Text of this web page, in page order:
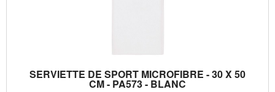
SERVIETTE DE SPORT MICROFIBRE - 30 X 50
CM - PA573 - BLANC